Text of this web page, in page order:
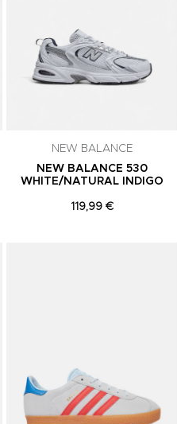
NEW BALANCE
NEW BALANCE 530
WHITE/NATURAL INDIGO
119,99 €